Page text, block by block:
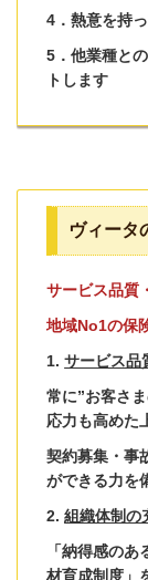
4．熱意を持
5．他業種と
トします
ヴィータ
サービス品質
地域No1の保
1.サービス品
常に”お客さ
応力も高めた
契約募集・事
ができる力を
2.組織体制の
「納得感の
材育成制度」